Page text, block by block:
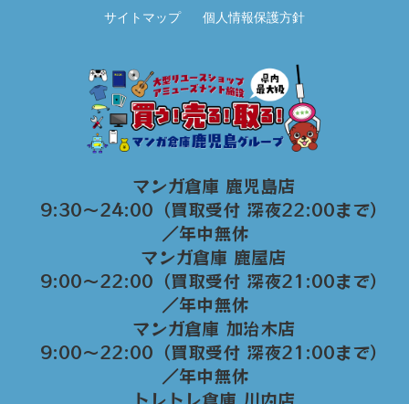
サイトマップ 個人情報保護方針
マンガ倉庫 鹿児島店
9:30～24:00（買取受付 深夜22:00まで）
／年中無休
マンガ倉庫 鹿屋店
9:00～22:00（買取受付 深夜21:00まで）
／年中無休
マンガ倉庫 加治木店
9:00〜22:00（買取受付 深夜21:00まで）
／年中無休